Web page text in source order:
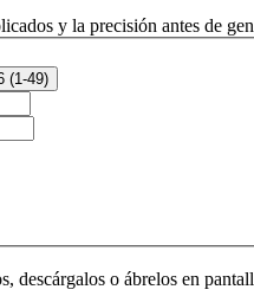
y la precisión antes de
(1-49)
descárgalos o ábrelos en